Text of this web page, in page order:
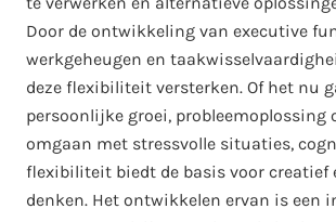
Door de ontwikkeling van executive
werkgeheugen en
deze flexibiliteit versterken. Of het nu
persoonlijke groei, probleemoplossing
omgaan met stressvolle situaties,
flexibiliteit biedt de basis voor creatief
denken. Het ontwikkelen ervan is een